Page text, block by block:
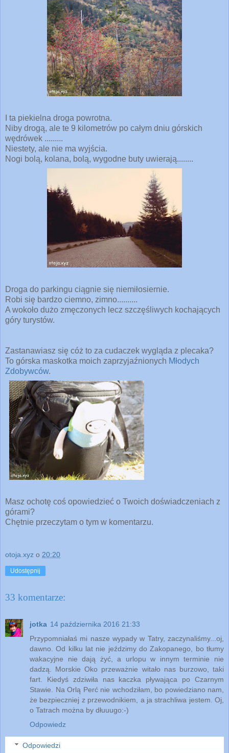
I ta piekielna droga powrotna.
Niby drogą, ale te 9 kilometrów po całym dniu górskich
wędrówek .........
Niestety, ale nie ma wyjścia.
Nogi bolą, kolana, bolą, wygodne buty uwierają........
Droga do parkingu ciągnie się niemiłosiernie.
Robi się bardzo ciemno, zimno..........
A wokoło dużo zmęczonych lecz szczęśliwych kochających
góry turystów.
Zastanawiasz się cóż to za cudaczek wygląda z plecaka?
To górska maskotka moich zaprzyjaźnionych Młodych
Zdobywców.
Masz ochotę coś opowiedzieć o Twoich doświadczeniach z
górami?
Chętnie przeczytam o tym w komentarzu.
otoja.xyz o 20:20
Udostępnij
33 komentarze:
jotka 14 października 2016 21:33
Przypomniałaś mi nasze wypady w Tatry, zaczynaliśmy...oj,
dawno. Od kilku lat nie jeździmy do Zakopanego, bo tłumy
wakacyjne nie dają żyć, a urlopu w innym terminie nie
dadzą. Morskie Oko przeważnie witało nas burzowo, taki
fart. Kiedyś zdziwiła nas kaczka pływająca po Czarnym
Stawie. Na Orlą Perć nie wchodziłam, bo powiedziano nam,
że bezpieczniej z przewodnikiem, a ja strachliwa jestem. Oj,
o Tatrach można by dłuuugo:-)
Odpowiedz
Odpowiedzi